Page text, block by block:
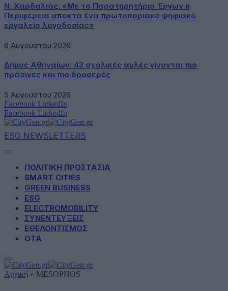
Ν. Χαρδαλιάς: «Με το Παρατηρητήριο Έργων η
Περιφέρεια αποκτά ένα πρωτοποριακό ψηφιακό
εργαλείο λογοδοσίας»
6 Αυγούστου 2026
Δήμος Αθηναίων: 43 σχολικές αυλές γίνονται πιο
πράσινες και πιο δροσερές
5 Αυγούστου 2026
Facebook LinkedIn
Facebook LinkedIn
ESG NEWSLETTERS
ΠΟΛΙΤΙΚΗ ΠΡΟΣΤΑΣΙΑ
SMART CITIES
GREEN BUSINESS
ESG
ELECTROMOBILITY
ΣΥΝΕΝΤΕΥΞΕΙΣ
ΕΘΕΛΟΝΤΙΣΜΟΣ
ΟΤΑ
Αρχική » MESOPHOS